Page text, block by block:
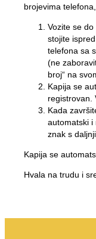
brojevima
Vozite se
stojite
telefona sa
(ne
broj“ na
Kapija se
registrovan.
Kada
automatski i
znak s
Kapija se
Hvala na trudu i